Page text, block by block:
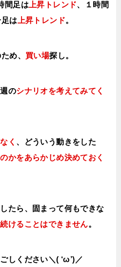
間足は上昇トレンド、１時間
は上昇トレンド。
め、 買い場探し。
のシナリオを考えてみてく
く 、どういう動きをした
のかをあらかじめ決めておく
たら、固まって何もできな
けることはできません。
しください＼( ‘ω’)／